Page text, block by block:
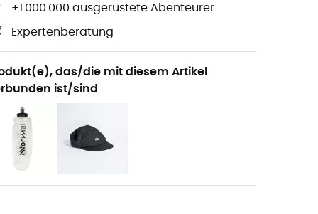
+1.000.000 ausgerüstete Abenteurer
Expertenberatung
das/die mit diesem Artikel
ist/sind